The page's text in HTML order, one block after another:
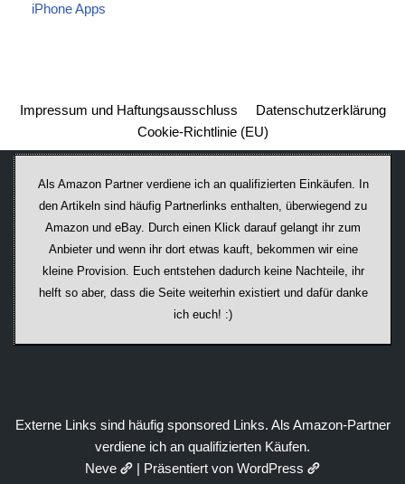
iPhone Apps
Impressum und Haftungsausschluss
Datenschutzerklärung
Cookie-Richtlinie (EU)
Als Amazon Partner verdiene ich an qualifizierten Einkäufen. In
den Artikeln sind häufig Partnerlinks enthalten, überwiegend zu
Amazon und eBay. Durch einen Klick darauf ge­lan­gt ihr zum
Anbieter und wenn ihr dort etwas kauft, bekommen wir ei­ne
kleine Provision. Euch entstehen dadurch keine Nachteile, ihr
helft so aber, dass die Seite weiterhin existiert und dafür danke
ich euch! :)
Externe Links sind häufig sponsored Links. Als Amazon-Partner
verdiene ich an qualifizierten Käufen.
Neve
| Präsentiert von WordPress